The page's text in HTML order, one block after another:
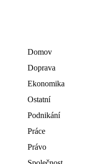
Domov
Doprava
Ekonomika
Ostatní
Podnikání
Práce
Právo